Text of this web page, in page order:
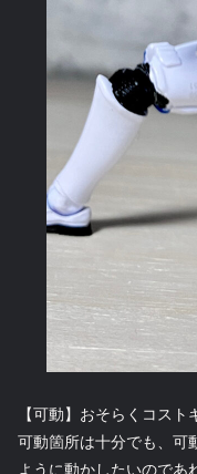
【可動】おそらくコスト
可動箇所は十分でも、可
ように動かしたいのであ